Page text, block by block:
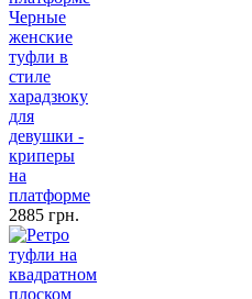
Черные
женские
туфли в
стиле
харадзюку
для
девушки -
криперы
на
платформе
2885 грн.